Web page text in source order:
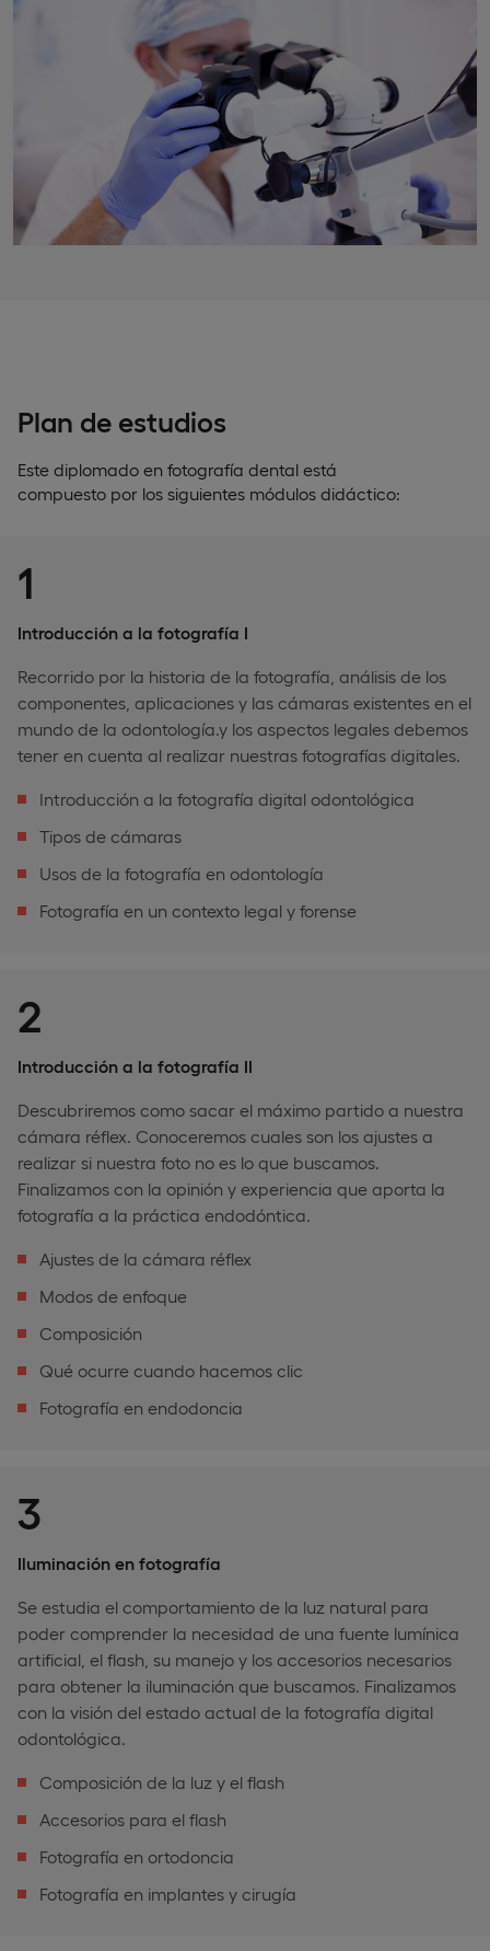
Plan de estudios
Este diplomado en fotografía dental está
compuesto por los siguientes módulos didáctico:
1
Introducción a la fotografía I
Recorrido por la historia de la fotografía, análisis de los
componentes, aplicaciones y las cámaras existentes en el
mundo de la odontología.y los aspectos legales debemos
tener en cuenta al realizar nuestras fotografías digitales.
Introducción a la fotografía digital odontológica
Tipos de cámaras
Usos de la fotografía en odontología
Fotografía en un contexto legal y forense
2
Introducción a la fotografía II
Descubriremos como sacar el máximo partido a nuestra
cámara réflex. Conoceremos cuales son los ajustes a
realizar si nuestra foto no es lo que buscamos.
Finalizamos con la opinión y experiencia que aporta la
fotografía a la práctica endodóntica.
Ajustes de la cámara réflex
Modos de enfoque
Composición
Qué ocurre cuando hacemos clic
Fotografía en endodoncia
3
Iluminación en fotografía
Se estudia el comportamiento de la luz natural para
poder comprender la necesidad de una fuente lumínica
artificial, el flash, su manejo y los accesorios necesarios
para obtener la iluminación que buscamos. Finalizamos
con la visión del estado actual de la fotografía digital
odontológica.
Composición de la luz y el flash
Accesorios para el flash
Fotografía en ortodoncia
Fotografía en implantes y cirugía